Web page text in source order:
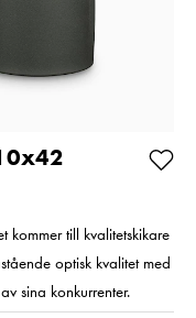
pris:
kommer till kvalitetskikare
optisk kvalitet med
sina konkurrenter.